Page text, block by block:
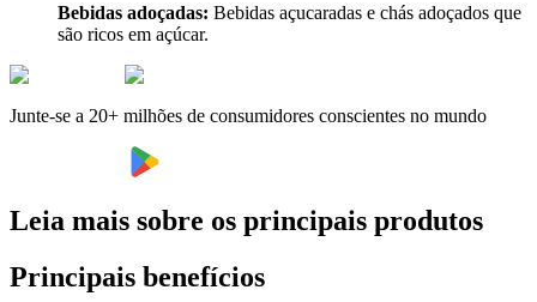
Bebidas adoçadas: Bebidas açucaradas e chás adoçados que
são ricos em açúcar.
Junte-se a 20+ milhões de consumidores conscientes no mundo
Leia mais sobre os principais produtos
Principais benefícios